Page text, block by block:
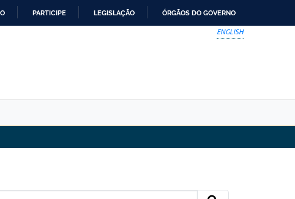
PARTICIPE LEGISLAÇÃO ÓRGÃOS DO GOVERNO
ENGLISH